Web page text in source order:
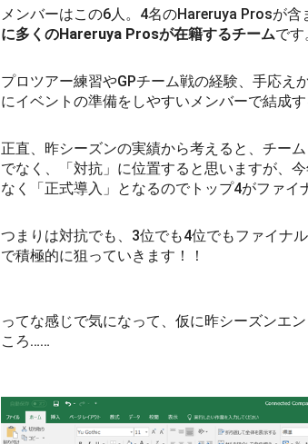
メンバーはこの6人。4名のHareruya Prosが含
に多くのHareruya Prosが在籍するチームです
プロツアー練習やGPチーム戦の経験、手応え
にイベントの準備をしやすいメンバーで結成す
正直、昨シーズンの実績から考えると、チー
でなく、「対抗」に位置すると思いますが、
なく「正式導入」となるのでトップ4がファイ
つまりは対抗でも、3位でも4位でもファイナ
で積極的に狙っていきます！！
ってな感じで気になって、仮に昨シーズンエ
ころ……